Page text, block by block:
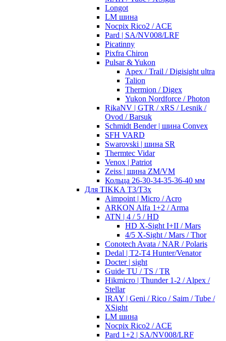
Longot
LM шина
Nocpix Rico2 / ACE
Pard | SA/NV008/LRF
Picatinny
Pixfra Chiron
Pulsar & Yukon
Apex / Trail / Digisight ultra
Talion
Thermion / Digex
Yukon Nordforce / Photon
RikaNV | GTR / xRS / Lesnik /
Ovod / Barsuk
Schmidt Bender | шина Convex
SFH VARD
Swarovski | шина SR
Thermtec Vidar
Venox | Patriot
Zeiss | шина ZM/VM
Кольца 26-30-34-35-36-40 мм
Для TIKKA T3/T3x
Aimpoint | Micro / Acro
ARKON Alfa 1+2 / Arma
ATN | 4 / 5 / HD
HD X-Sight I+II / Mars
4/5 X-Sight / Mars / Thor
Conotech Avata / NAR / Polaris
Dedal | T2-T4 Hunter/Venator
Docter | sight
Guide TU / TS / TR
Hikmicro | Thunder 1-2 / Alpex /
Stellar
IRAY | Geni / Rico / Saim / Tube /
XSight
LM шина
Nocpix Rico2 / ACE
Pard 1+2 | SA/NV008/LRF